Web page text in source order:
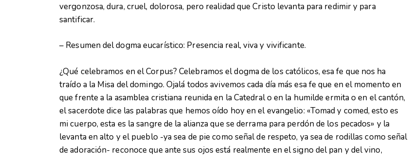
vergonzosa, dura, cruel, dolorosa, pero realidad que Cristo levanta para redimir y para
santificar.
– Resumen del dogma eucarístico: Presencia real, viva y vivificante.
¿Qué celebramos en el Corpus? Celebramos el dogma de los católicos, esa fe que nos ha
traído a la Misa del domingo. Ojalá todos avivemos cada día más esa fe que en el momento en
que frente a la asamblea cristiana reunida en la Catedral o en la humilde ermita o en el cantón,
el sacerdote dice las palabras que hemos oído hoy en el evangelio: «Tomad y comed, esto es
mi cuerpo, esta es la sangre de la alianza que se derrama para perdón de los pecados» y la
levanta en alto y el pueblo -ya sea de pie como señal de respeto, ya sea de rodillas como señal
de adoración- reconoce que ante sus ojos está realmente en el signo del pan y del vino,